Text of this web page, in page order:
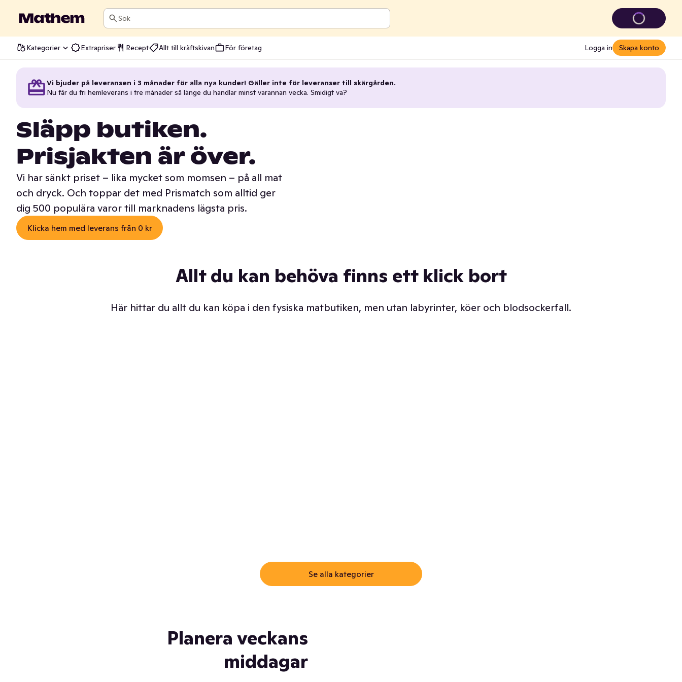
Sök
Kategorier Extrapriser Recept Allt till kräftskivan För företag Logga in Skapa konto
Vi bjuder på leveransen i 3 månader för alla nya kunder! Gäller inte för leveranser till skärgården.
Nu får du fri hemleverans i tre månader så länge du handlar minst varannan vecka. Smidigt va?
Släpp butiken.
Prisjakten är över.
Vi har sänkt priset – lika mycket som momsen – på all mat
och dryck. Och toppar det med Prismatch som alltid ger
dig 500 populära varor till marknadens lägsta pris.
Klicka hem med leverans från 0 kr
Allt du kan behöva finns ett klick bort
Här hittar du allt du kan köpa i den fysiska matbutiken, men utan labyrinter, köer och blodsockerfall.
Se alla kategorier
Planera veckans
middagar